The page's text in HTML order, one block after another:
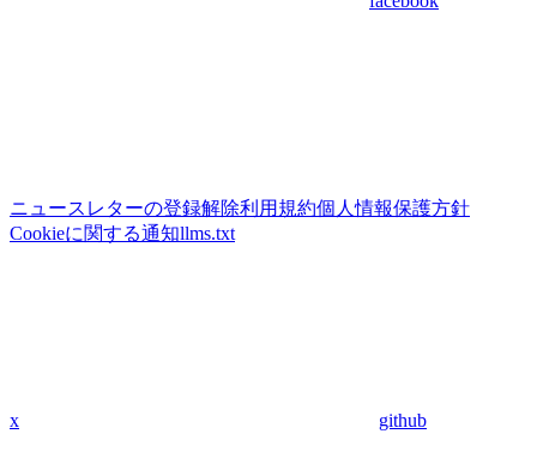
ニュースレターの登録解除利用規約個人情報保護方針
Cookieに関する通知llms.txt
x github